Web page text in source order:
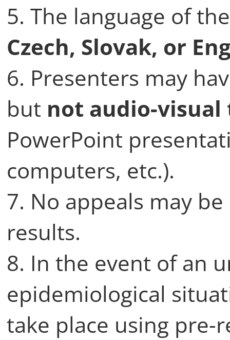
5. The language of
Czech, Slovak, or
6. Presenters may
but not audio-visual
PowerPoint
computers, etc.).
7. No appeals may
results.
8. In the event of an
epidemiological
take place using pre-